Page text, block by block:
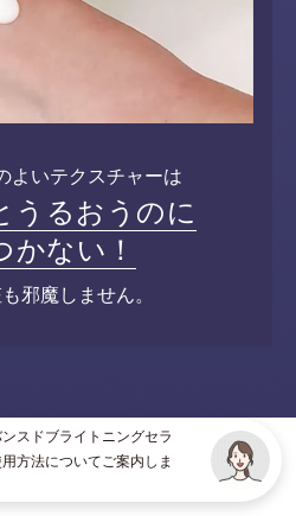
よいテクスチャーは
うるおうのに
かない！
邪魔しません。
スドブライトニングセラ
方法についてご案内しま